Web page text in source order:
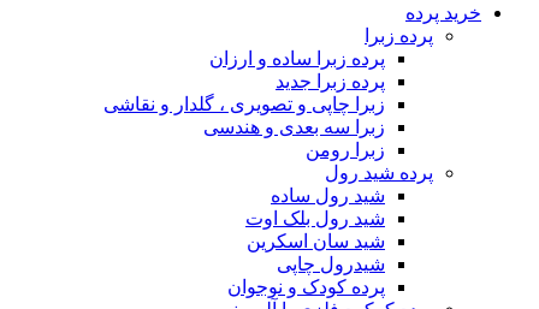
خرید پرده
پرده زبرا
پرده زبرا ساده و ارزان
پرده زبرا جدید
زبرا چاپی و تصویری ، گلدار و نقاشی
زبرا سه بعدی و هندسی
زبرا رومن
پرده شید رول
شید رول ساده
شید رول بلک اوت
شید سان اسکرین
شیدرول چاپی
پرده کودک و نوجوان